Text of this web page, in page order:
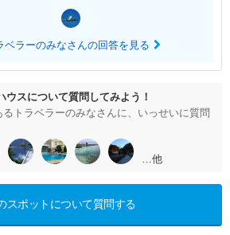
ベラーのみなさんの回答を見る
ウスについて質問してみよう！
トラベラーのみなさんに、いっせいに質問
…他
スポットについて質問する